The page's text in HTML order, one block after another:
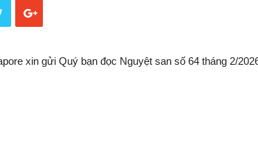
xin gửi Quý bạn đọc Nguyệt san số 64 tháng 2/